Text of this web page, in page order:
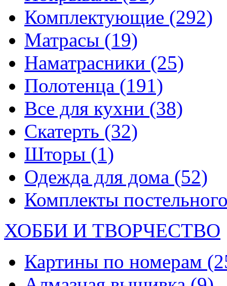
Комплектующие (292)
Матрасы (19)
Наматрасники (25)
Полотенца (191)
Все для кухни (38)
Скатерть (32)
Шторы (1)
Одежда для дома (52)
Комплекты
ХОББИ И ТВОРЧЕСТВО
Картины по номерам